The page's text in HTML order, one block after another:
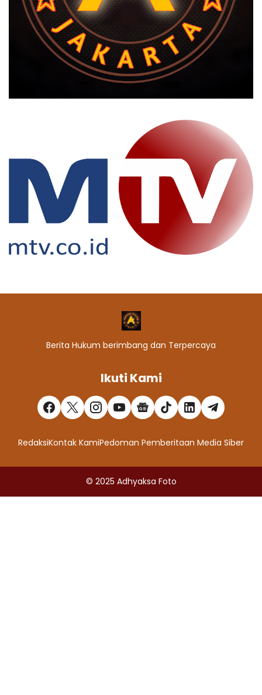
Berita Hukum berimbang dan Terpercaya
Ikuti Kami
RedaksiKontak KamiPedoman Pemberitaan Media Siber
© 2025 Adhyaksa Foto